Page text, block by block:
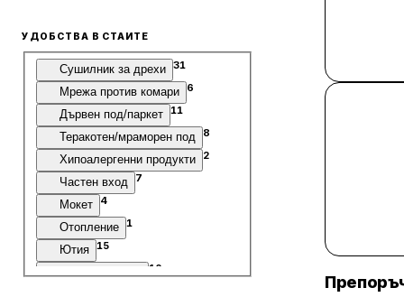
УДОБСТВА В СТАИТЕ
Сушилник за дрехи 31
Мрежа против комари 6
Дървен под/паркет 11
Теракотен/мраморен под 8
Хипоалергенни продукти 2
Частен вход 7
Мокет 4
Отопление 1
Ютия 15
Шумоизолация 10